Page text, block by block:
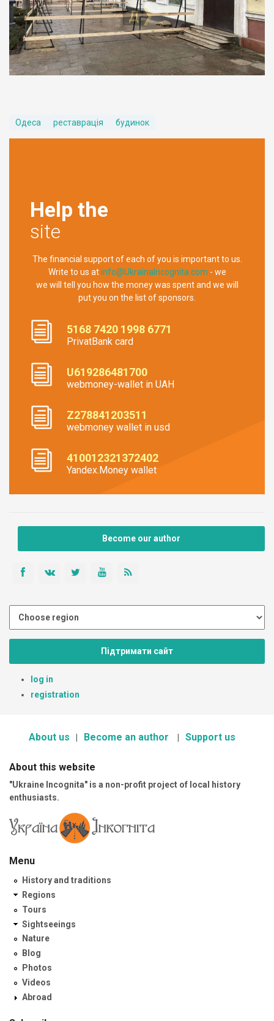
Одеса реставрація будинок
Help the
site
The financial support of each of you is important to us.
Write to us atinfo@UkrainaIncognita.com - we
we will tell you how the money was spent and we will
put you on the list of sponsors.
5168 7420 1998 6771
PrivatBank card
U619286481700
webmoney-wallet in UAH
Z278841203511
webmoney wallet in usd
410012321372402
Yandex.Money wallet
Become our author
Підтримати сайт
log in
registration
About us Become an author Support us
About this website
"Ukraine Incognita" is a non-profit project of local history
enthusiasts.
Menu
History and traditions
Regions
Tours
Sightseeings
Nature
Blog
Photos
Videos
Abroad